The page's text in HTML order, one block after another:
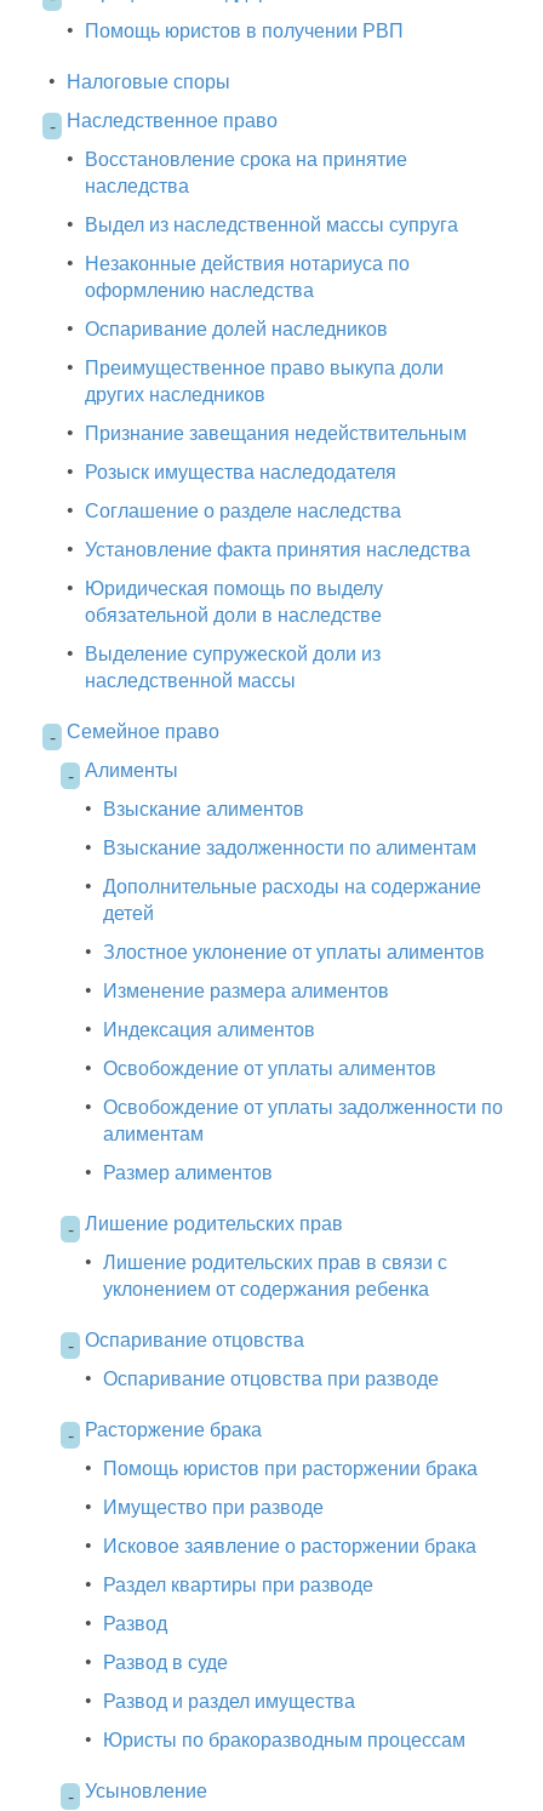
• Помощь юристов в получении РВП
• Налоговые споры
- Наследственное право
• Восстановление срока на принятие
наследства
• Выдел из наследственной массы супруга
• Незаконные действия нотариуса по
оформлению наследства
• Оспаривание долей наследников
• Преимущественное право выкупа доли
других наследников
• Признание завещания недействительным
• Розыск имущества наследодателя
• Соглашение о разделе наследства
• Установление факта принятия наследства
• Юридическая помощь по выделу
обязательной доли в наследстве
• Выделение супружеской доли из
наследственной массы
- Семейное право
- Алименты
• Взыскание алиментов
• Взыскание задолженности по алиментам
• Дополнительные расходы на содержание
детей
• Злостное уклонение от уплаты алиментов
• Изменение размера алиментов
• Индексация алиментов
• Освобождение от уплаты алиментов
• Освобождение от уплаты задолженности по
алиментам
• Размер алиментов
- Лишение родительских прав
• Лишение родительских прав в связи с
уклонением от содержания ребенка
- Оспаривание отцовства
• Оспаривание отцовства при разводе
- Расторжение брака
• Помощь юристов при расторжении брака
• Имущество при разводе
• Исковое заявление о расторжении брака
• Раздел квартиры при разводе
• Развод
• Развод в суде
• Развод и раздел имущества
• Юристы по бракоразводным процессам
- Усыновление